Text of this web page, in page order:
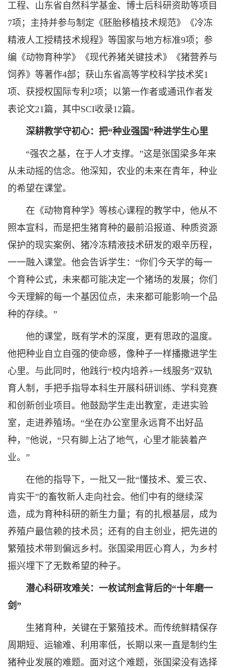
工程、山东省自然科学基金、博士后科研资助等项目
7项；主持并参与制定《胚胎移植技术规范》《冷冻
精液人工授精技术规程》等国家与地方标准9项；参
编《动物育种学》《现代养猪关键技术》《猪营养与
饲养》等著作4部；获山东省高等学校科学技术奖1
项、获授权国际专利2项；以第一作者或通讯作者发
表论文21篇，其中SCI收录12篇。
深耕教学守初心：把“种业强国”种进学生心里
“强农之基，在于人才支撑。”这是张国梁多年来
从未动摇的信念。他深知，农业的未来在青年，种业
的希望在课堂。
在《动物育种学》等核心课程的教学中，他从不
照本宣科，而是把生猪育种的最前沿报道、种质资源
保护的现实案例、猪冷冻精液技术研发的艰辛历程，
一一融入课堂。他会告诉学生：“你们今天学的每一
个育种公式，未来都可能决定一个猪场的发展；你们
今天理解的每一个基因位点，未来都可能影响一个品
种的存续。”
他的课堂，既有学术的深度，更有思政的温度。
他把种业自立自强的使命感，像种子一样播撒进学生
心里。与此同时，他践行“校内培养+一线服务”双轨
育人制，手把手指导本科生开展科研训练、学科竞赛
和创新创业项目。他鼓励学生走出教室，走进实验
室，走进养殖场。“坐在办公室里永远育不出好品
种，”他说，“只有脚上沾了地气，心里才能装着产
业。”
在他的指导下，一批又一批“懂技术、爱三农、
肯实干”的畜牧新人走向社会。他们中有的继续深
造，成为育种科研的新生力量；有的扎根基层，成为
养殖户最信赖的技术员；还有的自主创业，把先进的
繁殖技术带到偏远乡村。张国梁用匠心育人，为乡村
振兴埋下了无数希望的种子。
潜心科研攻难关：一枚试剂盒背后的“十年磨一
剑”
生猪育种，关键在于繁殖技术。而传统鲜精保存
周期短、运输难、利用率低，长期以来一直是制约生
猪种业发展的难题。面对这个难题，张国梁没有选择